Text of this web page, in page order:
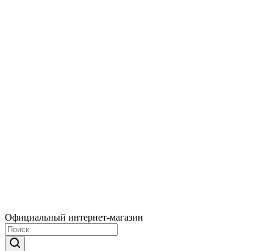
Официальный интернет-магазин